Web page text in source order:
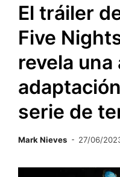
El tráiler
Five
revela
serie de
Mark Nieves 27/06/